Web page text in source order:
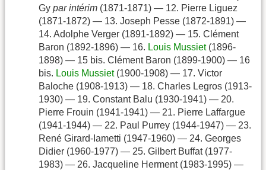
Gy par intérim (1871-1871) — 12. Pierre Liguez
(1871-1872) — 13. Joseph Pesse (1872-1891) —
14. Adolphe Verger (1891-1892) — 15. Clément
Baron (1892-1896) — 16. Louis Mussiet(1896-
1898) — 15 bis. Clément Baron (1899-1900) — 16
bis. Louis Mussiet(1900-1908) — 17. Victor
Baloche (1908-1913) — 18. Charles Legros (1913-
1930) — 19. Constant Balu (1930-1941) — 20.
Pierre Frouin (1941-1941) — 21. Pierre Laffargue
(1941-1944) — 22. Paul Purrey (1944-1947) — 23.
René Girard-Iametti (1947-1960) — 24. Georges
Didier (1960-1977) — 25. Gilbert Buffat (1977-
1983) — 26. Jacqueline Herment (1983-1995) —